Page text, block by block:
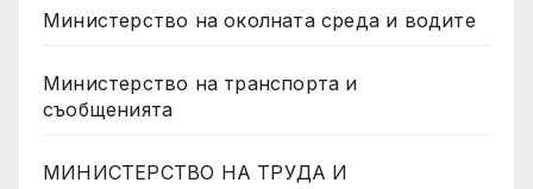
Министерство на околната среда и водите
Министерство на транспорта и
съобщенията
МИНИСТЕРСТВО НА ТРУДА И